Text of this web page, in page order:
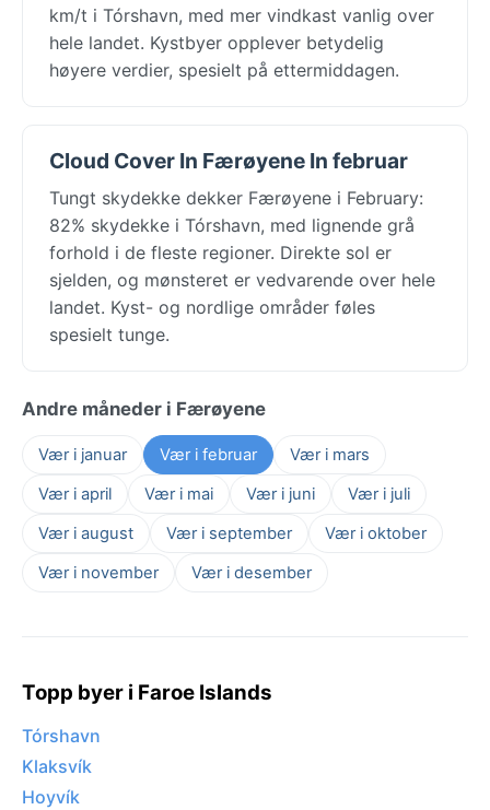
km/t i Tórshavn, med mer vindkast vanlig over
hele landet. Kystbyer opplever betydelig
høyere verdier, spesielt på ettermiddagen.
Cloud Cover In Færøyene In februar
Tungt skydekke dekker Færøyene i February:
82% skydekke i Tórshavn, med lignende grå
forhold i de fleste regioner. Direkte sol er
sjelden, og mønsteret er vedvarende over hele
landet. Kyst- og nordlige områder føles
spesielt tunge.
Andre måneder i Færøyene
Vær i januar Vær i februar
Vær i mars
Vær i april
Vær i mai Vær i juni
Vær i juli
Vær i august
Vær i september
Vær i oktober
Vær i november
Vær i desember
Topp byer i Faroe Islands
Tórshavn
Klaksvík
Hoyvík